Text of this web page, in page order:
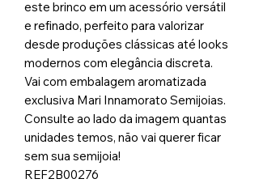
este brinco em um acessório versátil
e refinado, perfeito para valorizar
desde produções clássicas até looks
modernos com elegância discreta.
Vai com embalagem aromatizada
exclusiva Mari Innamorato Semijoias.
Consulte ao lado da imagem quantas
unidades temos, não vai querer ficar
sem sua semijoia!
REF2B00276